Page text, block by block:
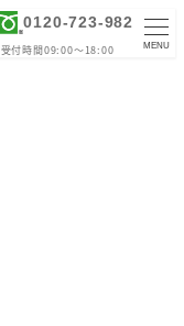
0120-723-982
受付時間09:00～18:00 MENU